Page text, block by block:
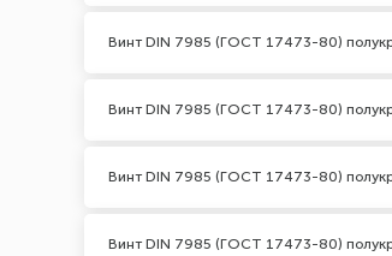
Винт DIN 7985 (ГОСТ 17473-80)
Винт DIN 7985 (ГОСТ 17473-80)
Винт DIN 7985 (ГОСТ 17473-80)
Винт DIN 7985 (ГОСТ 17473-80)